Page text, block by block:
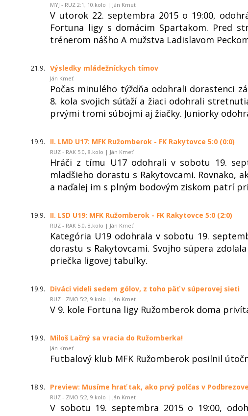
MYJ - RUZ 2:1, 10.kolo | Ján Kmeť
V utorok 22. septembra 2015 o 19:00,
Fortuna ligy s domácim Spartakom. Pred
trénerom nášho A mužstva Ladislavom
21.9. Výsledky mládežníckych tímov
Ján Kmeť
Počas minulého týždňa odohrali dorastenci
8. kola svojich súťaží a žiaci odohrali
prvými tromi súbojmi aj žiačky. Juniorky
19.9. II. LMD U17: MFK Ružomberok - FK Rakytovce 5:0 (0:0)
RUZ - RAK 5:0, 8.kolo | Ján Kmeť
Hráči z tímu U17 odohrali v sobotu 19.
mladšieho dorastu s Rakytovcami. Rovnako,
a naďalej im s plným bodovým ziskom patrí
19.9. II. LSD U19: MFK Ružomberok - FK Rakytovce 5:0 (2:0)
RUZ - RAK 5:0, 8.kolo | Ján Kmeť
Kategória U19 odohrala v sobotu 19.
dorastu s Rakytovcami. Svojho súpera
priečka ligovej tabuľky.
19.9. Diváci videli sedem gólov, z toho päť v súperovej sieti
RUZ - ZMO 5:2, 9.kolo | Ján Kmeť
V 9. kole Fortuna ligy Ružomberok doma
19.9. Miloš Lačný sa vracia do Ružomberka!
Ján Kmeť
Futbalový klub MFK Ružomberok posilnil
18.9. Preview: Musíme hrať tak, ako prvý polčas v
RUZ - ZMO 5:2, 9.kolo | Ján Kmeť
V sobotu 19. septembra 2015 o 19:00,